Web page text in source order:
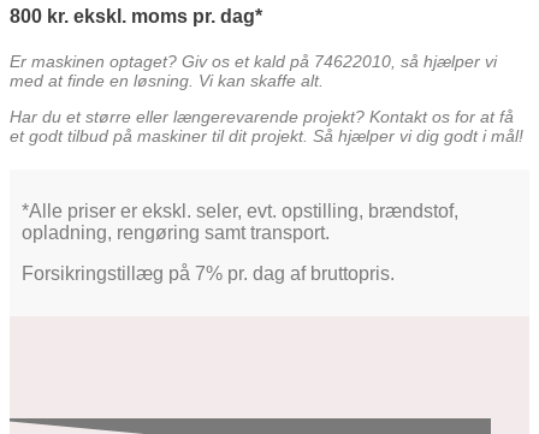
800 kr. ekskl. moms pr. dag
Er maskinen optaget? Giv os et kald på 74622010, så hjælper vi
med at finde en løsning. Vi kan skaffe alt.
Har du et større eller længerevarende projekt? Kontakt os for at få
et godt tilbud på maskiner til dit projekt. Så hjælper vi dig godt i mål!
*Alle priser er ekskl. seler, evt. opstilling, brændstof,
opladning, rengøring samt transport.
Forsikringstillæg på 7% pr. dag af bruttopris.